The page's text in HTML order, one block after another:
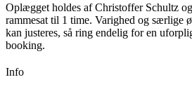
Oplægget holdes af Christoffer Schultz
rammesat til 1 time. Varighed og særlige
kan justeres, så ring endelig for en
booking.
Info